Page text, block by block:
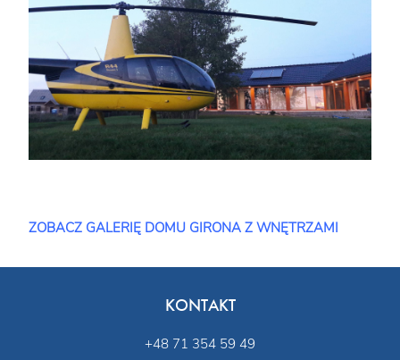
ZOBACZ GALERIĘ DOMU GIRONA Z WNĘTRZAMI
KONTAKT
+48 71 354 59 49